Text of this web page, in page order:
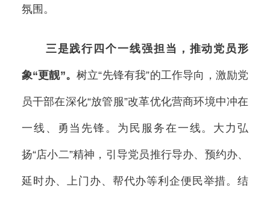
氛围。
三是践行四个一线强担当，推动党员形
象“更靓”。树立“先锋有我”的工作导向，激励党
员干部在深化“放管服”改革优化营商环境中冲在
一线、勇当先锋。为民服务在一线。大力弘
扬“店小二”精神，引导党员推行导办、预约办、
延时办、上门办、帮代办等利企便民举措。结